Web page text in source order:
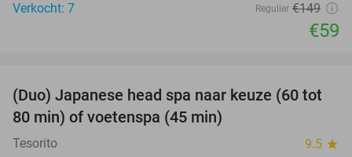
Verkocht: 7
Regulier €149
€59
38%
(Duo) Japanese head spa naar keuze (60 tot
80 min) of voetenspa (45 min)
Tesorito 9.5 star